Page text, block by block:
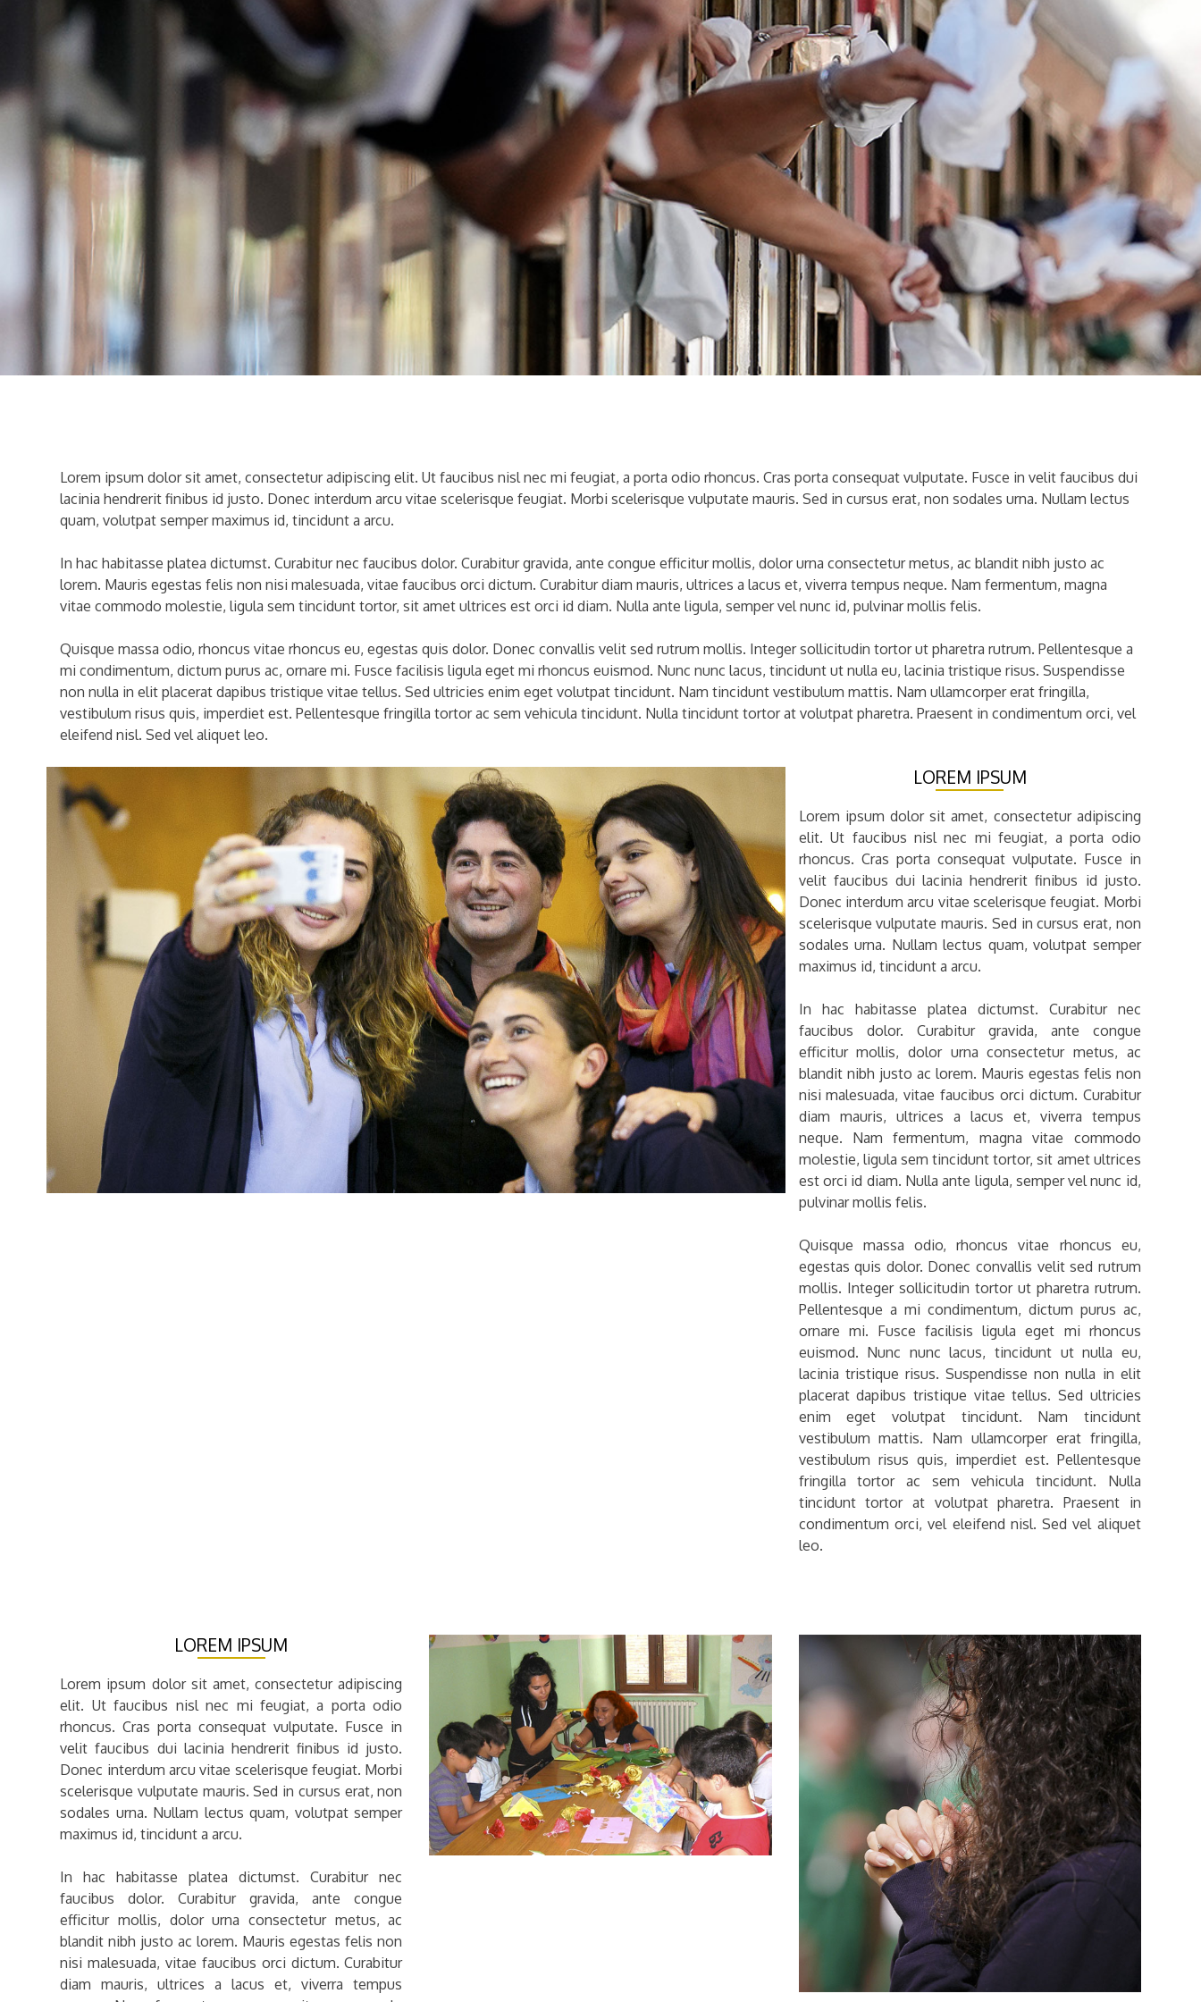
Lorem ipsum dolor sit amet, consectetur adipiscing elit. Ut faucibus nisl nec mi feugiat, a porta odio rhoncus. Cras porta consequat vulputate. Fusce in velit faucibus dui
lacinia hendrerit finibus id justo. Donec interdum arcu vitae scelerisque feugiat. Morbi scelerisque vulputate mauris. Sed in cursus erat, non sodales urna. Nullam lectus
quam, volutpat semper maximus id, tincidunt a arcu.
In hac habitasse platea dictumst. Curabitur nec faucibus dolor. Curabitur gravida, ante congue efficitur mollis, dolor urna consectetur metus, ac blandit nibh justo ac
lorem. Mauris egestas felis non nisi malesuada, vitae faucibus orci dictum. Curabitur diam mauris, ultrices a lacus et, viverra tempus neque. Nam fermentum, magna
vitae commodo molestie, ligula sem tincidunt tortor, sit amet ultrices est orci id diam. Nulla ante ligula, semper vel nunc id, pulvinar mollis felis.
Quisque massa odio, rhoncus vitae rhoncus eu, egestas quis dolor. Donec convallis velit sed rutrum mollis. Integer sollicitudin tortor ut pharetra rutrum. Pellentesque a
mi condimentum, dictum purus ac, ornare mi. Fusce facilisis ligula eget mi rhoncus euismod. Nunc nunc lacus, tincidunt ut nulla eu, lacinia tristique risus. Suspendisse
non nulla in elit placerat dapibus tristique vitae tellus. Sed ultricies enim eget volutpat tincidunt. Nam tincidunt vestibulum mattis. Nam ullamcorper erat fringilla,
vestibulum risus quis, imperdiet est. Pellentesque fringilla tortor ac sem vehicula tincidunt. Nulla tincidunt tortor at volutpat pharetra. Praesent in condimentum orci, vel
eleifend nisl. Sed vel aliquet leo.
LOREM IPSUM
Lorem ipsum dolor sit amet, consectetur adipiscing
elit. Ut faucibus nisl nec mi feugiat, a porta odio
rhoncus. Cras porta consequat vulputate. Fusce in
velit faucibus dui lacinia hendrerit finibus id justo.
Donec interdum arcu vitae scelerisque feugiat. Morbi
scelerisque vulputate mauris. Sed in cursus erat, non
sodales urna. Nullam lectus quam, volutpat semper
maximus id, tincidunt a arcu.
In hac habitasse platea dictumst. Curabitur nec
faucibus dolor. Curabitur gravida, ante congue
efficitur mollis, dolor urna consectetur metus, ac
blandit nibh justo ac lorem. Mauris egestas felis non
nisi malesuada, vitae faucibus orci dictum. Curabitur
diam mauris, ultrices a lacus et, viverra tempus
neque. Nam fermentum, magna vitae commodo
molestie, ligula sem tincidunt tortor, sit amet ultrices
est orci id diam. Nulla ante ligula, semper vel nunc id,
pulvinar mollis felis.
Quisque massa odio, rhoncus vitae rhoncus eu,
egestas quis dolor. Donec convallis velit sed rutrum
mollis. Integer sollicitudin tortor ut pharetra rutrum.
Pellentesque a mi condimentum, dictum purus ac,
ornare mi. Fusce facilisis ligula eget mi rhoncus
euismod. Nunc nunc lacus, tincidunt ut nulla eu,
lacinia tristique risus. Suspendisse non nulla in elit
placerat dapibus tristique vitae tellus. Sed ultricies
enim eget volutpat tincidunt. Nam tincidunt
vestibulum mattis. Nam ullamcorper erat fringilla,
vestibulum risus quis, imperdiet est. Pellentesque
fringilla tortor ac sem vehicula tincidunt. Nulla
tincidunt tortor at volutpat pharetra. Praesent in
condimentum orci, vel eleifend nisl. Sed vel aliquet
leo.
LOREM IPSUM
Lorem ipsum dolor sit amet, consectetur adipiscing
elit. Ut faucibus nisl nec mi feugiat, a porta odio
rhoncus. Cras porta consequat vulputate. Fusce in
velit faucibus dui lacinia hendrerit finibus id justo.
Donec interdum arcu vitae scelerisque feugiat. Morbi
scelerisque vulputate mauris. Sed in cursus erat, non
sodales urna. Nullam lectus quam, volutpat semper
maximus id, tincidunt a arcu.
In hac habitasse platea dictumst. Curabitur nec
faucibus dolor. Curabitur gravida, ante congue
efficitur mollis, dolor urna consectetur metus, ac
blandit nibh justo ac lorem. Mauris egestas felis non
nisi malesuada, vitae faucibus orci dictum. Curabitur
diam mauris, ultrices a lacus et, viverra tempus